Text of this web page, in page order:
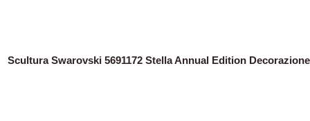
Scultura Swarovski 5691172 Stella Annual Edition